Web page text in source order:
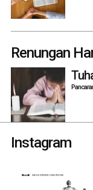
Renungan
Instagram